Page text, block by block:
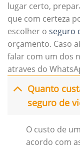
lugar certo,
que com certeza
escolher o seguro
orçamento. Caso
falar com um dos
atraves do
Quanto
seguro de
O custo de
acordo com